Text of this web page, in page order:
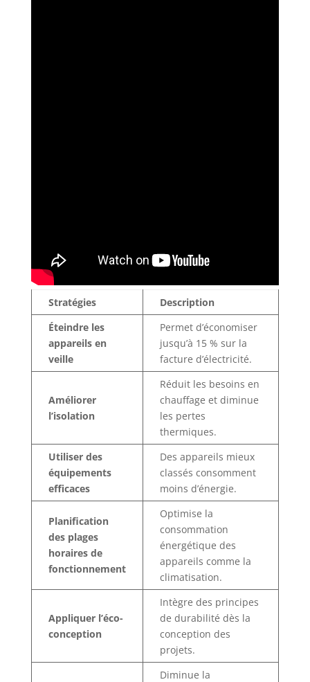
Stratégies
Description
Éteindre les
appareils en
veille
Permet d’économiser
jusqu’à 15 % sur la
facture d’électricité.
Améliorer
l’isolation
Réduit les besoins en
chauffage et diminue
les pertes
thermiques.
Utiliser des
équipements
efficaces
Des appareils mieux
classés consomment
moins d’énergie.
Planification
des plages
horaires de
fonctionnement
Optimise la
consommation
énergétique des
appareils comme la
climatisation.
Appliquer l’éco-
conception
Intègre des principes
de durabilité dès la
conception des
projets.
Diminue la